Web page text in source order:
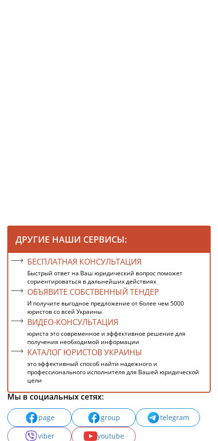
ДРУГИЕ НАШИ СЕРВИСЫ:
БЕСПЛАТНАЯ КОНСУЛЬТАЦИЯ
Быстрый ответ на Ваш юридический вопрос поможет
сориентироваться в дальнейших действиях
ОБЪЯВИТЕ СОБСТВЕННЫЙ ТЕНДЕР
И получите выгодное предложение от более чем 5000
юристов со всей Украины
ВИДЕО-КОНСУЛЬТАЦИЯ
юриста это современное и эффективное решение для
получения необходимой информации
КАТАЛОГ ЮРИСТОВ УКРАИНЫ
это эффективный способ найти надежного и
профессионального исполнителя для Вашей юридической
цели
Мы в социальных сетях:
page group
telegram
viber
youtube